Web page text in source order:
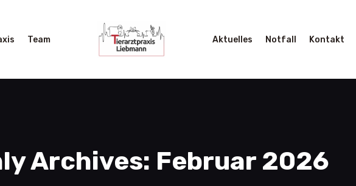
Team Aktuelles Notfall Kontakt
Archives: Februar 2026
LEISTUNGEN
NOTFALL
KONTAKT